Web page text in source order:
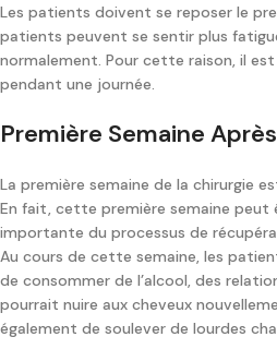
Les patients doivent se reposer le
patients peuvent se sentir plus
normalement. Pour cette raison, il
pendant une journée.
Première Semaine
La première semaine de la chirurgie
En fait, cette première semaine peut
importante du processus de
Au cours de cette semaine, les
de consommer de l’alcool, des
pourrait nuire aux cheveux
également de soulever de lourdes